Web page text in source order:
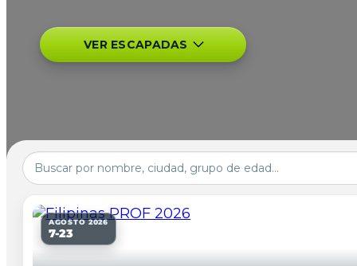
VER ESCAPADAS
AGOSTO 2026
7-23